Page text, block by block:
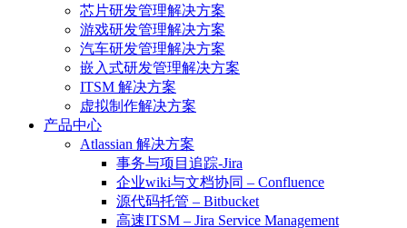
芯片研发管理解决方案
游戏研发管理解决方案
汽车研发管理解决方案
嵌入式研发管理解决方案
ITSM 解决方案
虚拟制作解决方案
产品中心
Atlassian 解决方案
事务与项目追踪-Jira
企业wiki与文档协同 – Confluence
源代码托管 – Bitbucket
高速ITSM – Jira Service Management